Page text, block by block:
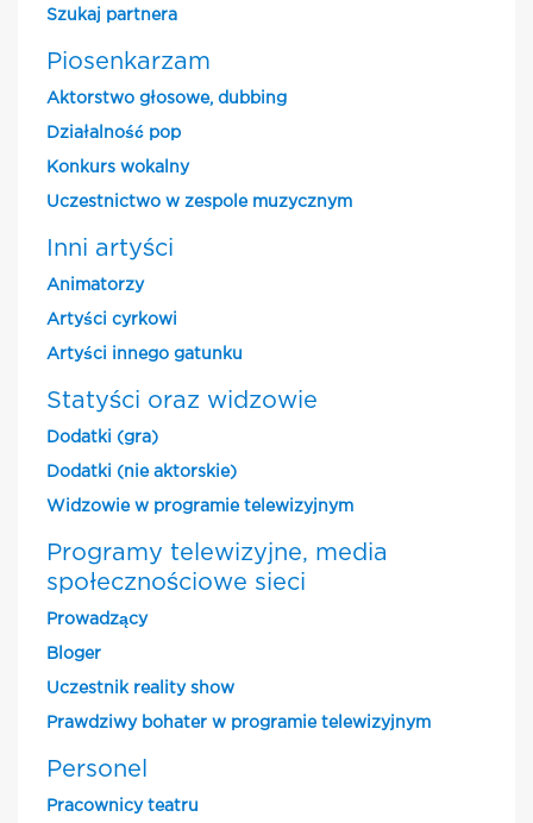
Szukaj partnera
Piosenkarzam
Aktorstwo głosowe, dubbing
Działalność pop
Konkurs wokalny
Uczestnictwo w zespole muzycznym
Inni artyści
Animatorzy
Artyści cyrkowi
Artyści innego gatunku
Statyści oraz widzowie
Dodatki (gra)
Dodatki (nie aktorskie)
Widzowie w programie telewizyjnym
Programy telewizyjne, media
społecznościowe sieci
Prowadzący
Bloger
Uczestnik reality show
Prawdziwy bohater w programie telewizyjnym
Personel
Pracownicy teatru